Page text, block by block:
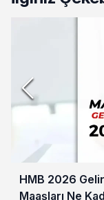
HMB 2026 Gelir
Maaşları Ne